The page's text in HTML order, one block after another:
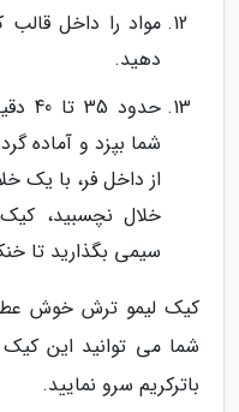
مواد را داخل
دهید.
شما بپزد و آماده
از داخل فر، با یک
خلال نچسبید،
سیمی بگذارید تا
کیک لیمو ترش خوش
شما می توانید این
باترکریم سرو نمایید.